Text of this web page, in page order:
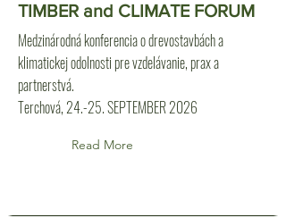
TIMBER and CLIMATE FORUM
Medzinárodná konferencia o drevostavbách a
klimatickej odolnosti pre vzdelávanie, prax a
partnerstvá.
Terchová, 24.-25. SEPTEMBER 2026
Read More